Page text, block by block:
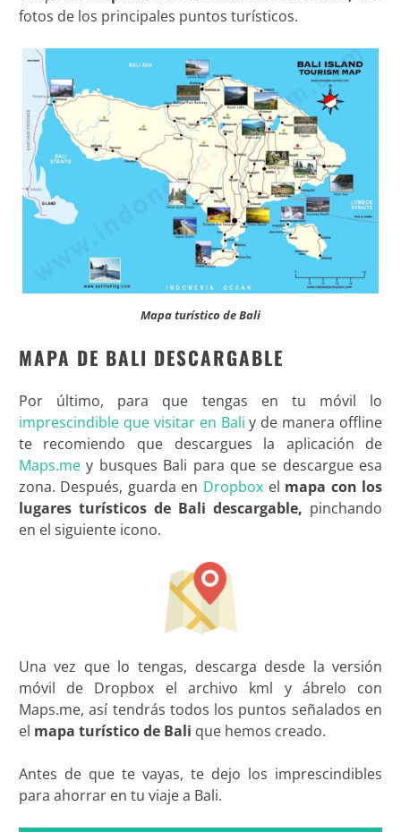
fotos de los principales puntos turísticos.
Mapa turístico de Bali
MAPA DE BALI DESCARGABLE
Por último, para que tengas en tu móvil lo
imprescindible que visitar en Bali y de manera offline
te recomiendo que descargues la aplicación de
Maps.mey busques Bali para que se descargue esa
zona. Después, guarda en Dropbox el mapa con los
lugares turísticos de Bali descargable, pinchando
en el siguiente icono.
Una vez que lo tengas, descarga desde la versión
móvil de Dropbox el archivo kml y ábrelo con
Maps.me, así tendrás todos los puntos señalados en
el mapa turístico de Bali que hemos creado.
Antes de que te vayas, te dejo los imprescindibles
para ahorrar en tu viaje a Bali.